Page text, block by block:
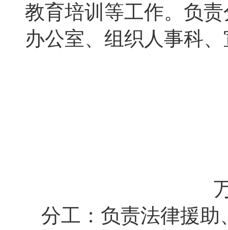
教育培训等工作。负
办公室、组织人事科
分工：负责法律援